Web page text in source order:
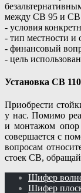
между СВ 95 и СВ
- условия
- тип местности и
- финансовый
- цель
Установка СВ
Приобрести
у нас. Помимо
и монтажом опор
совершается с
вопросам
стоек СВ,
Шифер
Шифер